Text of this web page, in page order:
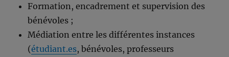
Formation, encadrement et supervision des
bénévoles ;
Médiation entre les différentes instances
(étudiant.es, bénévoles, professeurs